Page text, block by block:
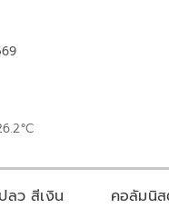
ลว สีเงิน คอลัมนิ